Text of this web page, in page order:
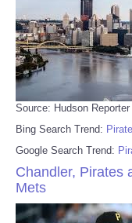
Source: Hudson Reporter
Bing Search Trend:
Google Search Trend:
Chandler, Pirates
Mets